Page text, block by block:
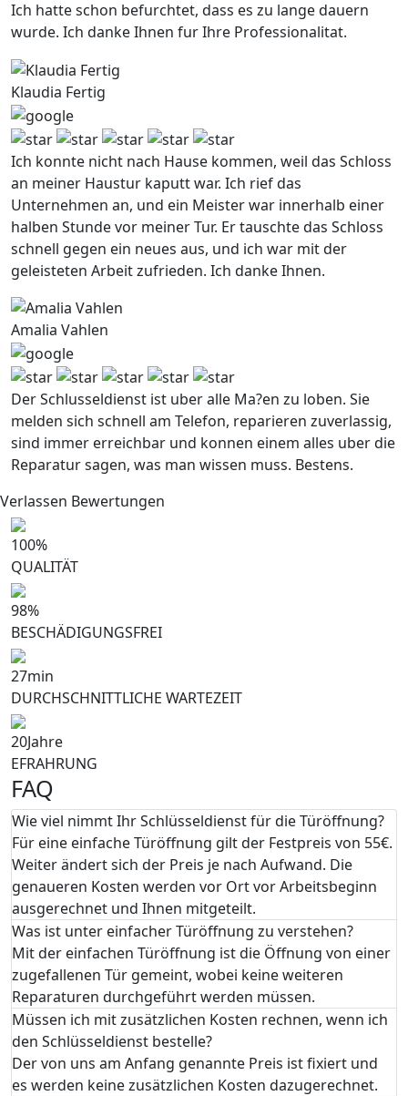
Ich hatte schon befurchtet, dass es zu lange dauern
wurde. Ich danke Ihnen fur Ihre Professionalitat.
Klaudia Fertig
Ich konnte nicht nach Hause kommen, weil das Schloss
an meiner Haustur kaputt war. Ich rief das
Unternehmen an, und ein Meister war innerhalb einer
halben Stunde vor meiner Tur. Er tauschte das Schloss
schnell gegen ein neues aus, und ich war mit der
geleisteten Arbeit zufrieden. Ich danke Ihnen.
Amalia Vahlen
Der Schlusseldienst ist uber alle Ma?en zu loben. Sie
melden sich schnell am Telefon, reparieren zuverlassig,
sind immer erreichbar und konnen einem alles uber die
Reparatur sagen, was man wissen muss. Bestens.
Verlassen Bewertungen
100%
QUALITÄT
98%
BESCHÄDIGUNGSFREI
27min
DURCHSCHNITTLICHE WARTEZEIT
20Jahre
EFRAHRUNG
FAQ
Wie viel nimmt Ihr Schlüsseldienst für die Türöffnung?
Für eine einfache Türöffnung gilt der Festpreis von 55€.
Weiter ändert sich der Preis je nach Aufwand. Die
genaueren Kosten werden vor Ort vor Arbeitsbeginn
ausgerechnet und Ihnen mitgeteilt.
Was ist unter einfacher Türöffnung zu verstehen?
Mit der einfachen Türöffnung ist die Öffnung von einer
zugefallenen Tür gemeint, wobei keine weiteren
Reparaturen durchgeführt werden müssen.
Müssen ich mit zusätzlichen Kosten rechnen, wenn ich
den Schlüsseldienst bestelle?
Der von uns am Anfang genannte Preis ist fixiert und
es werden keine zusätzlichen Kosten dazugerechnet.